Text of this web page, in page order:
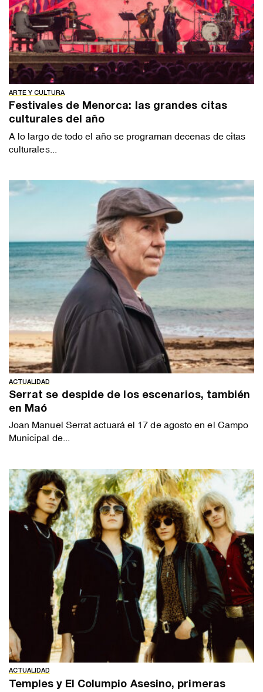
ARTE Y CULTURA
Festivales de Menorca: las grandes citas
culturales del año
A lo largo de todo el año se programan decenas de citas
culturales...
ACTUALIDAD
Serrat se despide de los escenarios, también
en Maó
Joan Manuel Serrat actuará el 17 de agosto en el Campo
Municipal de...
ACTUALIDAD
Temples y El Columpio Asesino, primeras